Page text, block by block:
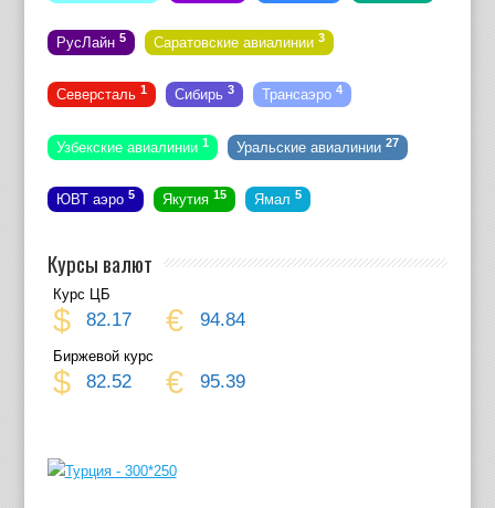
РусЛайн 5 Саратовские авиалинии 3
Северсталь 1 Сибирь 3 Трансаэро 4
Узбекские авиалинии 1 Уральские авиалинии 27
ЮВТ аэро 5 Якутия 15 Ямал 5
Курсы валют
Курс ЦБ
$ 82.17 € 94.84
Биржевой курс
$ 82.52 € 95.39